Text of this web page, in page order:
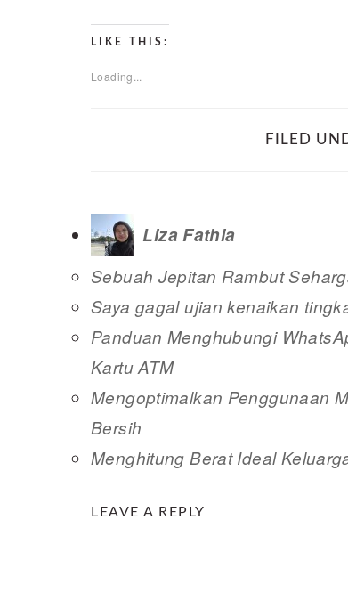
LIKE THIS:
Loading...
FILED
Liza Fathia
Sebuah Jepitan Rambut
Saya gagal ujian kenaikan
Panduan Menghubungi
Kartu ATM
Mengoptimalkan Penggunaan
Bersih
Menghitung Berat Ideal
LEAVE A REPLY